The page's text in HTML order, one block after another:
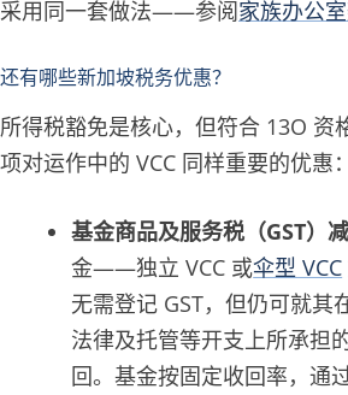
采用同一套做法——参阅家族办公
还有哪些新加坡税务优惠？
所得税豁免是核心，但符合 13O 资
项对运作中的 VCC 同样重要的优惠：
基金商品及服务税（GST）减
金——独立 VCC 或伞型 VCC
无需登记 GST，但仍可就其
法律及托管等开支上所承担
回。基金按固定收回率，通